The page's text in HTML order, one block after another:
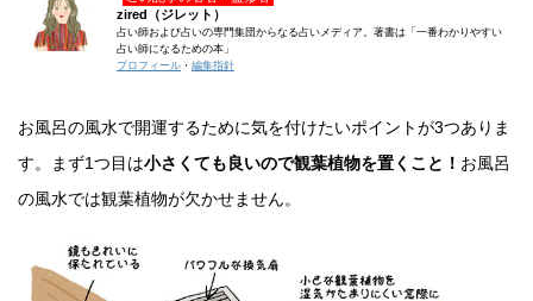
zired（ジレット）
占い師および占いの専門集団からなる占いメディア。著書は「一番わかりやすい
占い師になるための本」
プロフィール ・ 編集指針
お風呂の風水で開運するために気を付けたいポイントが3つありま
す。まず1つ目は小さくても良いので観葉植物を置くこと！ お風呂
の風水では観葉植物が欠かせません。